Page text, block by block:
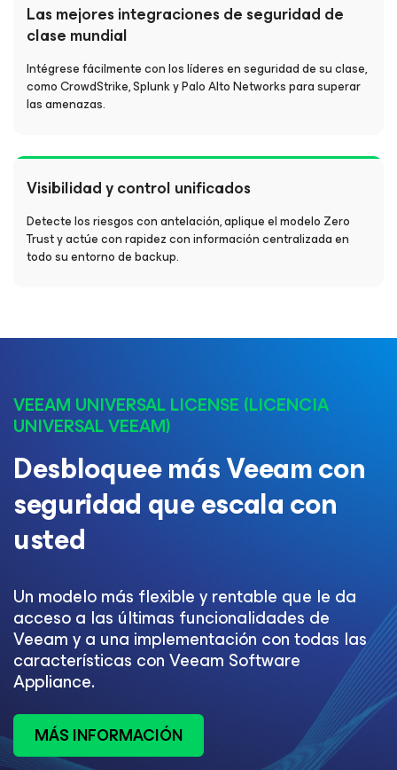
Las mejores integraciones de seguridad de
clase mundial
Intégrese fácilmente con los líderes en seguridad de su clase,
como CrowdStrike, Splunk y Palo Alto Networks para superar
las amenazas.
Visibilidad y control unificados
Detecte los riesgos con antelación, aplique el modelo Zero
Trust y actúe con rapidez con información centralizada en
todo su entorno de backup.
VEEAM UNIVERSAL LICENSE (LICENCIA
UNIVERSAL VEEAM)​
Desbloquee más Veeam con
seguridad que escala con
usted​
Un modelo más flexible y rentable que le da
acceso a las últimas funcionalidades de
Veeam y a una implementación con todas las
características con Veeam Software
Appliance.​
MÁS INFORMACIÓN